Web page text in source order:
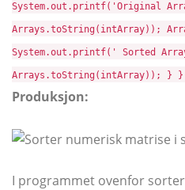
System.out.printf('Original
Arrays.toString(intArray));
System.out.printf(' Sorted
Arrays.toString(intArray)); } }
Produksjon:
I programmet ovenfor